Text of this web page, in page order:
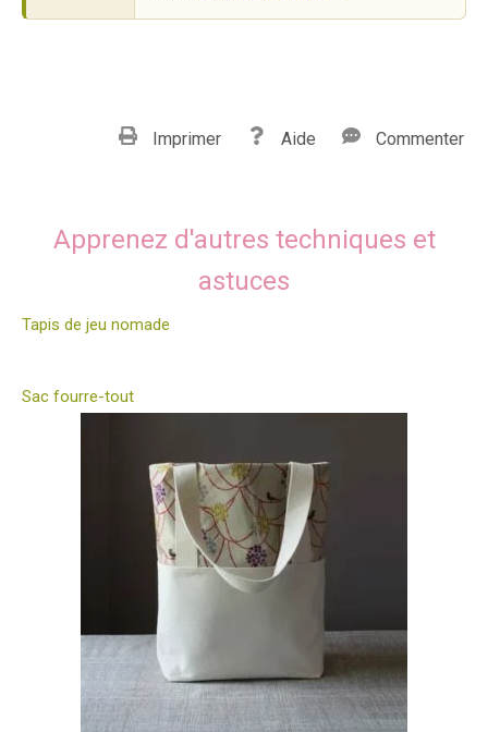
Imprimer Aide Commenter
Apprenez d'autres techniques et
astuces
Tapis de jeu nomade
Sac fourre-tout